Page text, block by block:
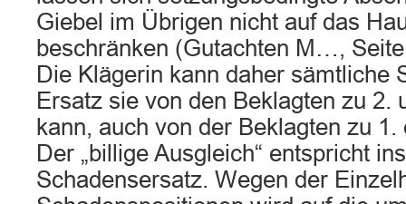
Giebel im Übrigen nicht auf das
beschränken (Gutachten M…,
Die Klägerin kann daher sämtliche
Ersatz sie von den Beklagten zu 2.
kann, auch von der Beklagten zu
Der „billige Ausgleich“ entspricht
Schadensersatz. Wegen der